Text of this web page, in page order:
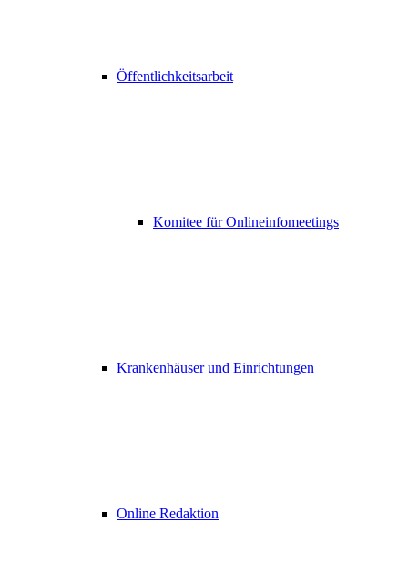
Öffentlichkeitsarbeit
Komitee für Onlineinfomeetings
Krankenhäuser und Einrichtungen
Online Redaktion